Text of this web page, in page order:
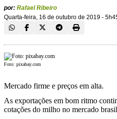
por: Rafael Ribeiro
Quarta-feira, 16 de outubro de 2019 -
Foto: pixabay.com
Mercado firme e preços em alta.
As exportações em bom ritmo
cotações do milho no mercado